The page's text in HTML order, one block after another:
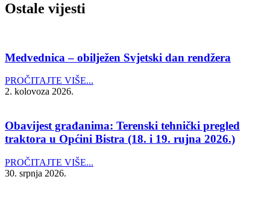
Ostale vijesti
Medvednica – obilježen Svjetski dan rendžera
PROČITAJTE VIŠE...
2. kolovoza 2026.
Obavijest građanima: Terenski tehnički pregled
traktora u Općini Bistra (18. i 19. rujna 2026.)
PROČITAJTE VIŠE...
30. srpnja 2026.